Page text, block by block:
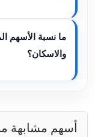
ما نسبة الأسهم
والاسكان؟
أسهم مشابهة